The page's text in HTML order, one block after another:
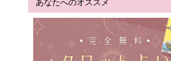
あなたへのオススメ